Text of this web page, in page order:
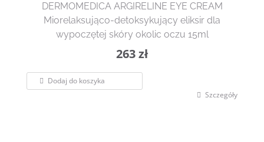
DERMOMEDICA ARGIRELINE EYE CREAM
Miorelaksująco-detoksykujący eliksir dla
wypoczętej skóry okolic oczu 15ml
263zł
Dodaj do koszyka
Szczegóły